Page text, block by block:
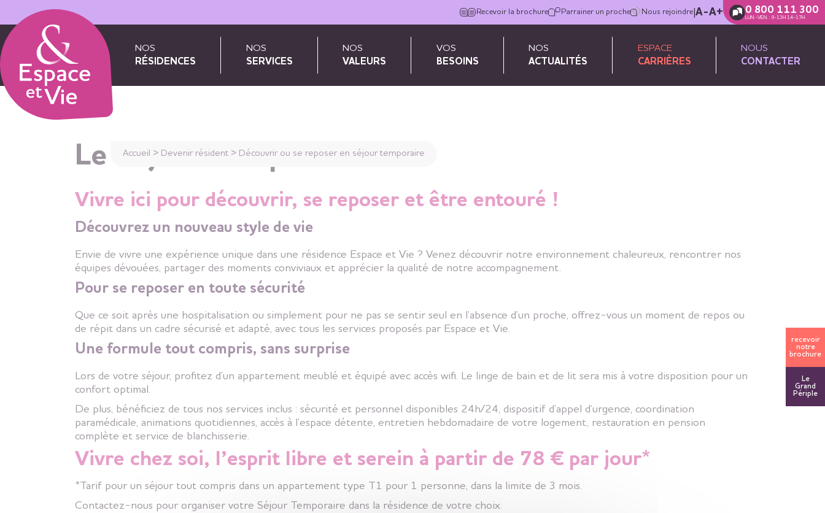
Recevoir la brochure Parrainer un proche Nous rejoindre A-A+ 0 800 111 300
LUN.-VEN. : 9-13H 14-17H
NOS
RÉSIDENCES
NOS
SERVICES
NOS
VALEURS
VOS
BESOINS
NOS
ACTUALITÉS
ESPACE
CARRIÈRES
NOUS
CONTACTER
Accueil > Devenir résident > Découvrir ou se reposer en séjour temporaire
Le Séjour Temporaire
Vivre ici pour découvrir, se reposer et être entouré !
Découvrez un nouveau style de vie
Envie de vivre une expérience unique dans une résidence Espace et Vie ? Venez découvrir notre environnement chaleureux, rencontrer nos
équipes dévouées, partager des moments conviviaux et apprécier la qualité de notre accompagnement.
Pour se reposer en toute sécurité
Que ce soit après une hospitalisation ou simplement pour ne pas se sentir seul en l’absence d’un proche, offrez-vous un moment de repos ou
de répit dans un cadre sécurisé et adapté, avec tous les services proposés par Espace et Vie.
Une formule tout compris, sans surprise
Lors de votre séjour, profitez d’un appartement meublé et équipé avec accès wifi. Le linge de bain et de lit sera mis à votre disposition pour un
confort optimal.
De plus, bénéficiez de tous nos services inclus : sécurité et personnel disponibles 24h/24, dispositif d’appel d’urgence, coordination
paramédicale, animations quotidiennes, accès à l’espace détente, entretien hebdomadaire de votre logement, restauration en pension
complète et service de blanchisserie.
Vivre chez soi, l’esprit libre et serein à partir de 78 € par jour*
*Tarif pour un séjour tout compris dans un appartement type T1 pour 1 personne, dans la limite de 3 mois.
Contactez-nous pour organiser votre Séjour Temporaire dans la résidence de votre choix.
recevoir
notre
brochure
Le
Grand
Périple